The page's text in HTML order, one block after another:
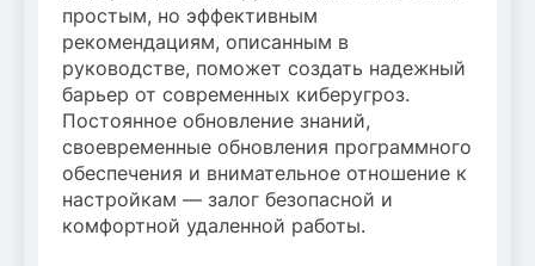
простым, но эффективным
рекомендациям, описанным в
руководстве, поможет создать надежный
барьер от современных киберугроз.
Постоянное обновление знаний,
своевременные обновления программного
обеспечения и внимательное отношение к
настройкам — залог безопасной и
комфортной удаленной работы.